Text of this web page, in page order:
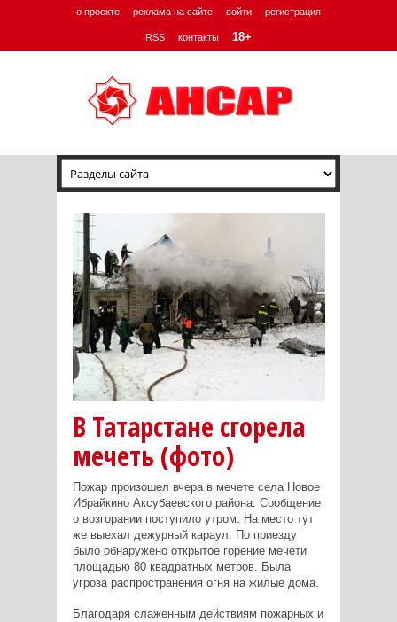
о проекте реклама на сайте войти регистрация
RSS контакты 18+
В Татарстане сгорела
мечеть (фото)
Пожар произошел вчера в мечете села Новое
Ибрайкино Аксубаевского района. Сообщение
о возгорании поступило утром. На место тут
же выехал дежурный караул. По приезду
было обнаружено открытое горение мечети
площадью 80 квадратных метров. Была
угроза распространения огня на жилые дома.
Благодаря слаженным действиям пожарных и